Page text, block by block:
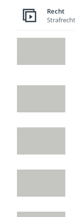
Recht
Strafrecht